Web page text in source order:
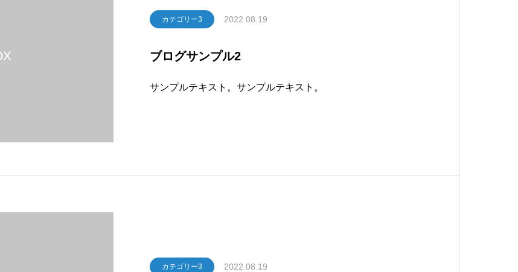
カテゴリー3 2022.08.19
ブログサンプル2
サンプルテキスト。サンプルテキスト。
カテゴリー3 2022.08.19